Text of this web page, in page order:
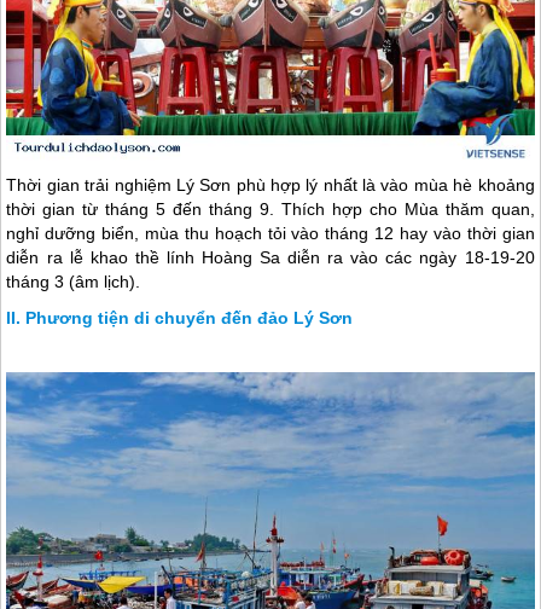
Thời gian trải nghiệm Lý Sơn phù hợp lý nhất là vào mùa hè khoảng
thời gian từ tháng 5 đến tháng 9. Thích hợp cho Mùa thăm quan,
nghỉ dưỡng biển, mùa thu hoạch tỏi vào tháng 12 hay vào thời gian
diễn ra lễ khao thề lính Hoàng Sa diễn ra vào các ngày 18-19-20
tháng 3 (âm lịch).
Phương tiện di chuyển đến đảo Lý Sơn